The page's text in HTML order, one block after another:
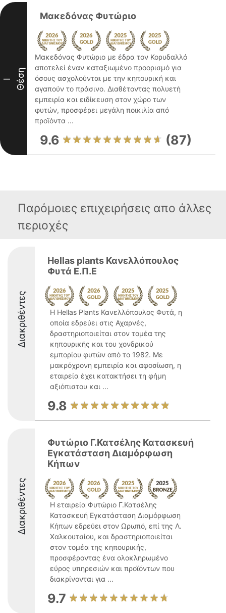
I Θέση
Μακεδόνας Φυτώριο
Μακεδόνας Φυτώριο με έδρα τον Κορυδαλλό
αποτελεί έναν καταξιωμένο προορισμό για
όσους ασχολούνται με την κηπουρική και
αγαπούν το πράσινο. Διαθέτοντας πολυετή
εμπειρία και ειδίκευση στον χώρο των
φυτών, προσφέρει μεγάλη ποικιλία από
προϊόντα ...
9.6 (87)
Παρόμοιες επιχειρήσεις απο άλλες
περιοχές
Διακριθέντες
Hellas plants Κανελλόπουλος
Φυτά Ε.Π.Ε
Η Hellas Plants Κανελλόπουλος Φυτά, η
οποία εδρεύει στις Αχαρνές,
δραστηριοποιείται στον τομέα της
κηπουρικής και του χονδρικού
εμπορίου φυτών από το 1982. Με
μακρόχρονη εμπειρία και αφοσίωση, η
εταιρεία έχει κατακτήσει τη φήμη
αξιόπιστου και ...
9.8
Διακριθέντες
Φυτώριο Γ.Κατσέλης Κατασκευή
Εγκατάσταση Διαμόρφωση
Κήπων
Η εταιρεία Φυτώριο Γ.Κατσέλης
Κατασκευή Εγκατάσταση Διαμόρφωση
Κήπων εδρεύει στον Ωρωπό, επί της Λ.
Χαλκουτσίου, και δραστηριοποιείται
στον τομέα της κηπουρικής,
προσφέροντας ένα ολοκληρωμένο
εύρος υπηρεσιών και προϊόντων που
διακρίνονται για ...
9.7